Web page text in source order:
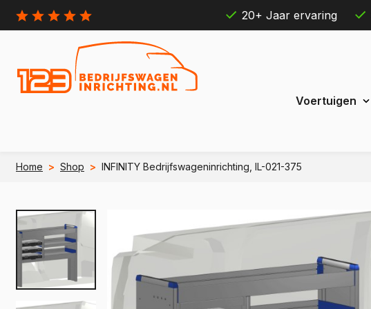
20+ Jaar ervaring
Voertuigen
Home > Shop > INFINITY Bedrijfswageninrichting, IL-021-375
e Berlingo
Jumpy
e Jumpy
Jumper
e Jumper
e Transit Courier
e Transit Custom
e Transit Bestel